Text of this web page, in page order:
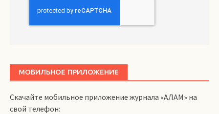
МОБИЛЬНОЕ ПРИЛОЖЕНИЕ
Скачайте мобильное приложение журнала «АЛАМ» на
свой телефон: